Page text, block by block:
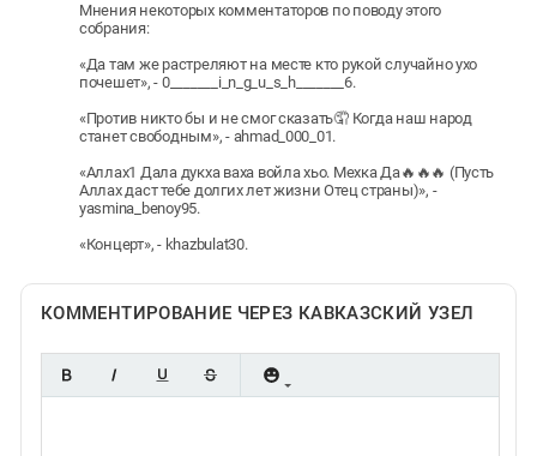
Мнения некоторых комментаторов по поводу этого
собрания:
«Да там же растреляют на месте кто рукой случайно ухо
почешет», - 0_______i_n_g_u_s_h_______6.
«Против никто бы и не смог сказать🤦 Когда наш народ
станет свободным», - ahmad_000_01.
«Аллах1 Дала дукха ваха войла хьо. Мехка Да🔥🔥🔥 (Пусть
Аллах даст тебе долгих лет жизни Отец страны)», -
yasmina_benoy95.
«Концерт», - khazbulat30.
КОММЕНТИРОВАНИЕ ЧЕРЕЗ КАВКАЗСКИЙ УЗЕЛ